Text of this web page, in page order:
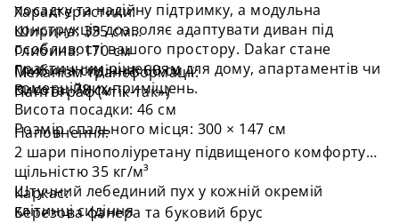
посадку та надійну підтримку, а модульна
конструкція дозволяє адаптувати диван під
особливості вашого простору. Dakar стане
практичним рішенням для дому, апартаментів чи
комерційних приміщень.
Характеристики:
Ширина: 335 см
Глибина: 170 см
Глибина сидіння: 60 см
Висота: 78 см
Висота посадки: 46 см
Розмір спального місця: 300 × 147 см
Механізм трансформації:
Пантограф («тік-так»)
Наповнення:
2 шари пінополіуретану підвищеного комфорту
щільністю 35 кг/м³
Штучний лебединий пух у кожній окремій
клітинці сидіння
Каркас:
Березова фанера та буковий брус